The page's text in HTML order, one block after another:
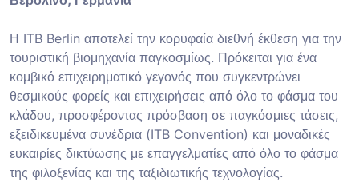
Η ITB Berlin αποτελεί την κορυφαία διεθνή έκθεση για την
τουριστική βιομηχανία παγκοσμίως. Πρόκειται για ένα
κομβικό επιχειρηματικό γεγονός που συγκεντρώνει
θεσμικούς φορείς και επιχειρήσεις από όλο το φάσμα του
κλάδου, προσφέροντας πρόσβαση σε παγκόσμιες τάσεις,
εξειδικευμένα συνέδρια (ITB Convention) και μοναδικές
ευκαιρίες δικτύωσης με επαγγελματίες από όλο το φάσμα
της φιλοξενίας και της ταξιδιωτικής τεχνολογίας.